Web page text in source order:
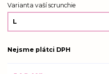
Varianta vaší scrunchie
Nejsme plátci DPH